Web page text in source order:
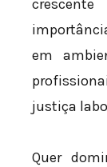
em
justiça
Quer